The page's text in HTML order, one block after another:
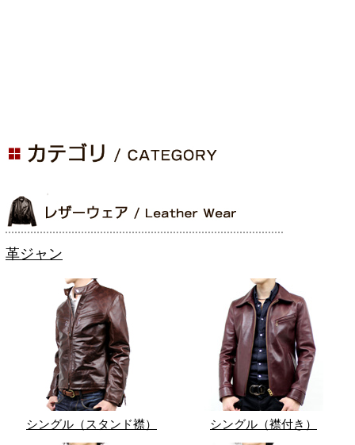
革ジャン
シングル（スタンド襟） シングル（襟付き）